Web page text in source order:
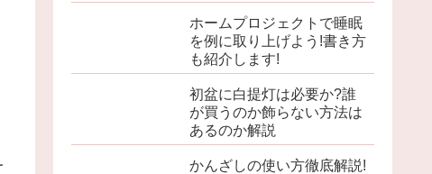
ホームプロジェクトで睡眠
を例に取り上げよう!書き方
も紹介します!
初盆に白提灯は必要か?誰
が買うのか飾らない方法は
あるのか解説
かんざしの使い方徹底解説!